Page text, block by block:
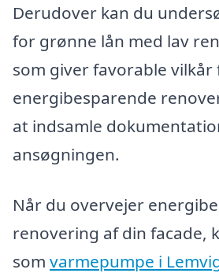
Derudover kan du
for grønne lån med lav
som giver favorable vilkår
energibesparende
at indsamle
ansøgningen.
Når du overvejer
renovering af din facade,
som varmepumpe i